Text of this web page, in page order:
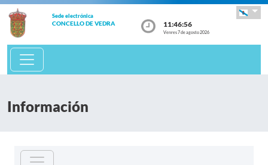
Sede electrónica
CONCELLO DE VEDRA 11:46:56
Venres 7 de agosto 2026
Información